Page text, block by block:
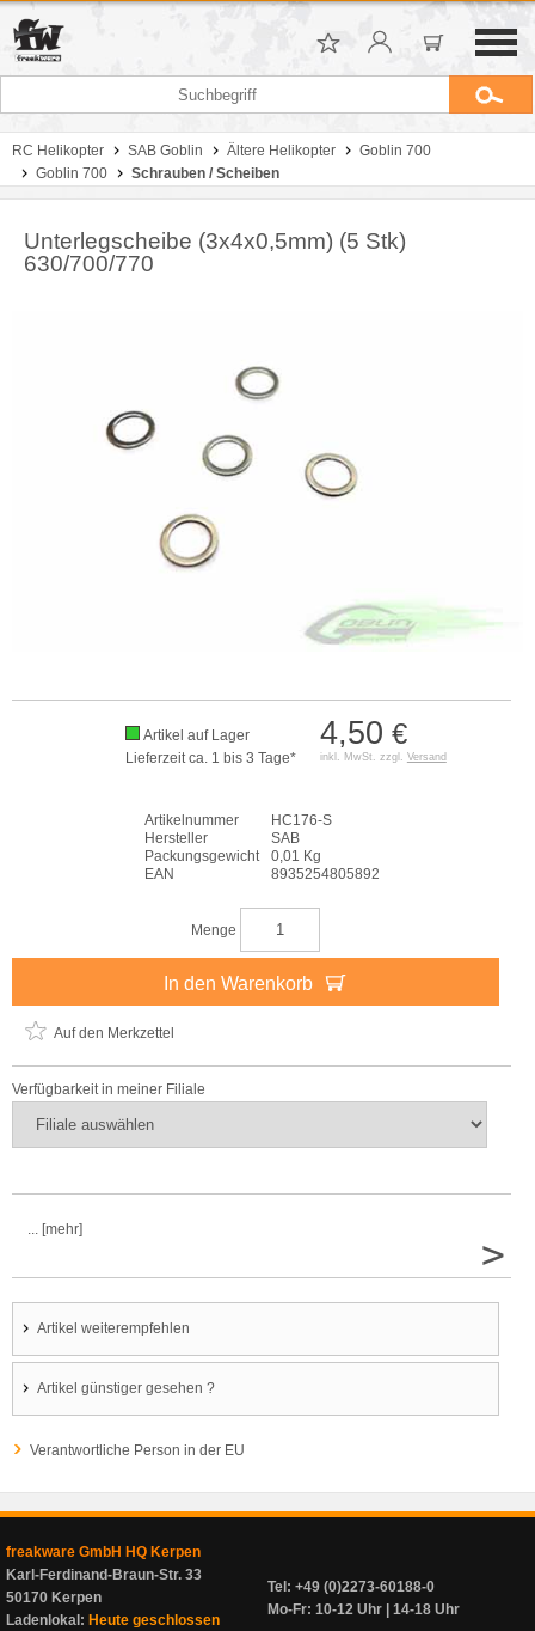
RC Helikopter SAB Goblin Ältere Helikopter
Goblin 700
Goblin 700
Schrauben / Scheiben
Unterlegscheibe (3x4x0,5mm) (5 Stk)
630/700/770
4,50 €
inkl. MwSt. zzgl. Versand
Artikel auf Lager
Lieferzeit ca. 1 bis 3 Tage*
Artikelnummer
HC176-S
Hersteller
SAB
Packungsgewicht
0,01 Kg
EAN
8935254805892
Menge
In den Warenkorb
Auf den Merkzettel
Verfügbarkeit in meiner Filiale
... [mehr]
>
Artikel weiterempfehlen
Artikel günstiger gesehen ?
Verantwortliche Person in der EU
freakware GmbH HQ Kerpen
Karl-Ferdinand-Braun-Str. 33
50170 Kerpen
Ladenlokal: Heute geschlossen
Tel: +49 (0)2273-60188-0
Mo-Fr: 10-12 Uhr | 14-18 Uhr